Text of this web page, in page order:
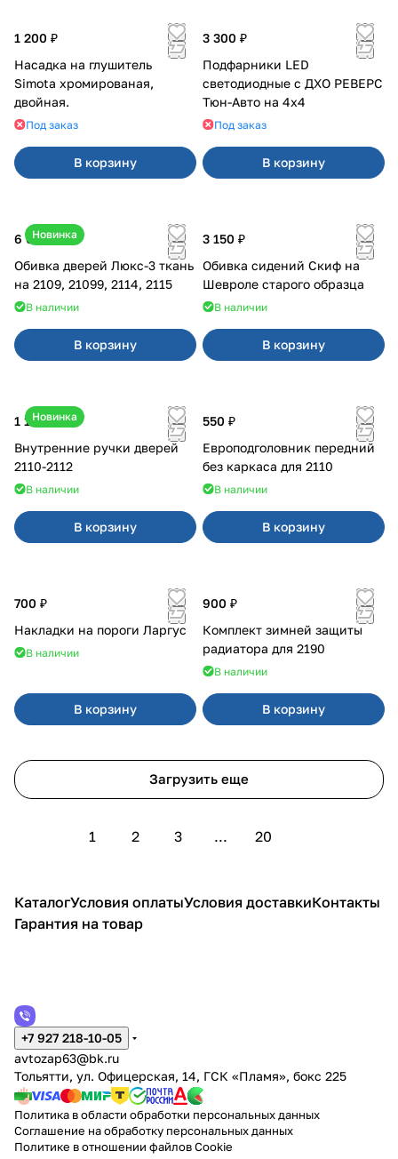
1 200 ₽
Насадка на глушитель
Simota хромированая,
двойная.
Под заказ
В корзину
3 300 ₽
Подфарники LED
светодиодные с ДХО РЕВЕРС
Тюн-Авто на 4x4
Под заказ
В корзину
Новинка
6 000 ₽
Обивка дверей Люкс-3 ткань
на 2109, 21099, 2114, 2115
В наличии
В корзину
3 150 ₽
Обивка сидений Скиф на
Шевроле старого образца
В наличии
В корзину
Новинка
1 170 ₽
Внутренние ручки дверей
2110-2112
В наличии
В корзину
550 ₽
Европодголовник передний
без каркаса для 2110
В наличии
В корзину
700 ₽
Накладки на пороги Ларгус
В наличии
В корзину
900 ₽
Комплект зимней защиты
радиатора для 2190
В наличии
В корзину
Загрузить еще
1 2 3 ... 20
КаталогУсловия оплатыУсловия доставкиКонтакты
Гарантия на товар
+7 927 218-10-05
avtozap63@bk.ru
Тольятти, ул. Офицерская, 14, ГСК «Пламя», бокс 225
Политика в области обработки персональных данных
Соглашение на обработку персональных данных
Политике в отношении файлов Cookie